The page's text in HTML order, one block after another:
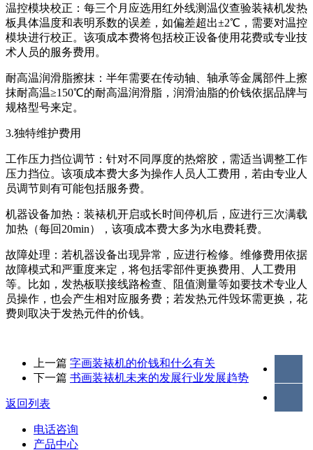
温控模块校正：每三个月应选用红外线测温仪查验装裱机发热
板具体温度和表明系数的误差，如偏差超出±2℃，需要对温控
模块进行校正。该项成本费将包括校正设备使用花费或专业技
术人员的服务费用。
耐高温润滑脂擦抹：半年需要在传动轴、轴承等金属部件上擦
抹耐高温≥150℃的耐高温润滑脂，润滑油脂的价钱依据品牌与
规格型号来定。
3.独特维护费用
工作压力挡位调节：针对不同厚度的热熔胶，需适当调整工作
压力挡位。该项成本费大多为操作人员人工费用，若由专业人
员调节则有可能包括服务费。
机器设备加热：装裱机开启或长时间停机后，应进行三次满载
加热（每回20min），该项成本费大多为水电费耗费。
故障处理：若机器设备出现异常，应进行检修。维修费用依据
故障模式和严重度来定，将包括零部件更换费用、人工费用
等。比如，发热板联接线路检查、阻值测量等如要技术专业人
员操作，也会产生相对应服务费；若发热元件毁坏需更换，花
费则取决于发热元件的价钱。
上一篇 字画装裱机的价钱和什么有关
下一篇 书画装裱机未来的发展行业发展趋势
返回列表
电话咨询
产品中心